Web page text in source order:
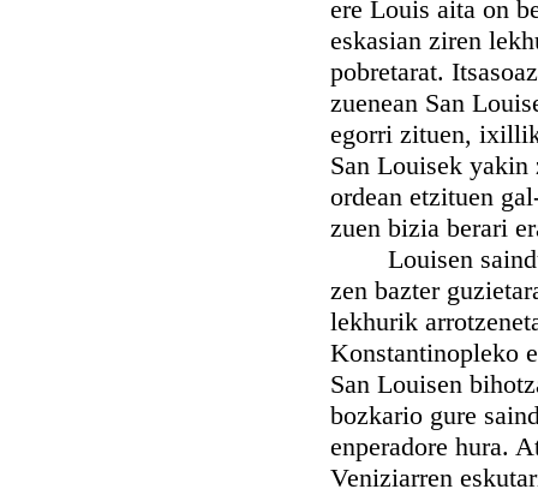
ere Louis aita on
eskasian ziren
pobretarat.
zuenean San
egorri zituen,
San Louisek yakin
ordean etzituen
zuen bizia berari
Louisen
zen bazter
lekhurik
Konstantinopleko
San Louisen
bozkario gure
enperadore hura.
Veniziarren